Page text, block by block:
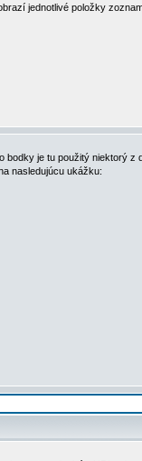
jednotlivé položky
je tu použitý niektorý
nasledujúcu ukážku: